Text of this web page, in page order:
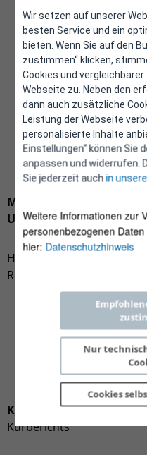
Wir setzen auf unserer
besten Service und ein
bieten. Wenn Sie auf den
zustimmen“ klicken,
Cookies und
Webseite zu. Neben den
dann auch zusätzliche
Leistung der Webseite
personalisierte Inhalte
Einstellungen“ können Sie
anpassen und widerrufen.
Sie jederzeit auchin
Weitere Informationen zur
personenbezogenen
hier: Datenschutzhinweis
Nur
Cookies
Meldungen zur
Unternehmen
Haben Sie Ihre
Regler bereits auf
Kurzbericht– Meldung
Kurberichts